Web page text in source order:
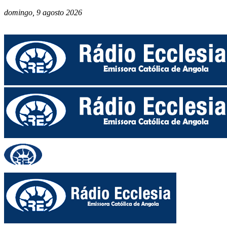
domingo, 9 agosto 2026